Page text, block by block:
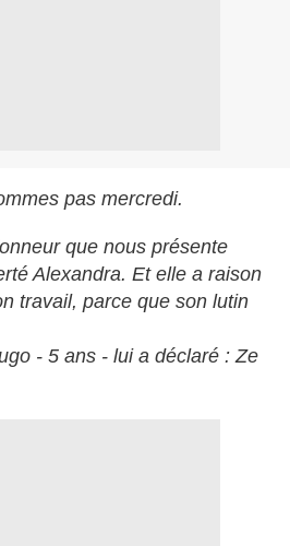
pas mercredi.
que nous présente
Alexandra. Et elle a raison
travail, parce que son lutin
- 5 ans - lui a déclaré : Ze